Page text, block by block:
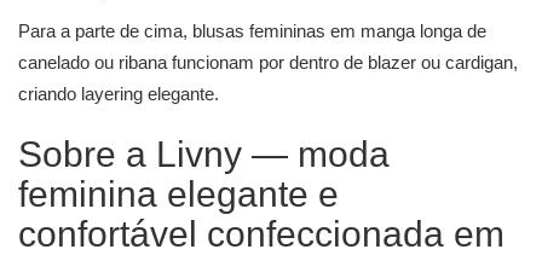
Para a parte de cima, blusas femininas em manga longa de
canelado ou ribana funcionam por dentro de blazer ou cardigan,
criando layering elegante.
Sobre a Livny — moda
feminina elegante e
confortável confeccionada em